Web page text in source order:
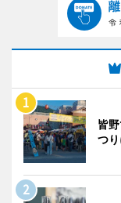
皆
つ